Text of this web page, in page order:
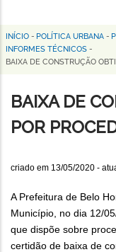
Horizonte
Trilha
de
navegação
INÍCIO - POLÍTICA URBANA -
INFORMES TÉCNICOS -
BAIXA DE CONSTRUÇÃO
BAIXA DE
POR
criado em 13/05/2020 -
A Prefeitura de Belo
Município, no dia 12/
que dispõe sobre
certidão de baixa de